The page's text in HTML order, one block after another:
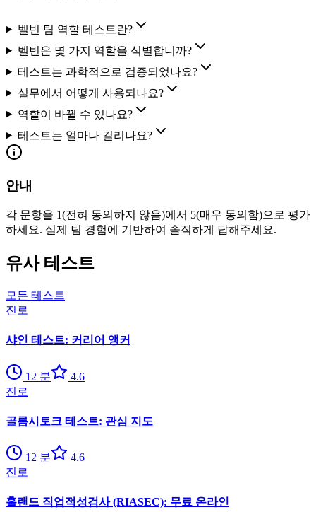
벨빈 팀 역할 테스트란?
벨빈은 몇 가지 역할을 식별합니까?
테스트는 과학적으로 검증되었나요?
실무에서 어떻게 사용되나요?
역할이 바뀔 수 있나요?
테스트는 얼마나 걸리나요?
안내
각 문항을 1(전혀 동의하지 않음)에서 5(매우 동의함)으로 평가
하세요. 실제 팀 경험에 기반하여 솔직하게 답해주세요.
유사 테스트
모든 테스트
진로
샤인 테스트: 커리어 앵커
12 분
4.6
진로
골롬시토크 테스트: 관심 지도
12 분
4.6
진로
홀랜드 직업적성검사 (RIASEC): 무료 온라인